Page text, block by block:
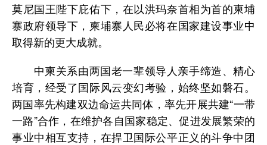
莫尼国王陛下庇佑下，在以洪玛奈首相为首的柬埔
寨政府领导下，柬埔寨人民必将在国家建设事业中
取得新的更大成就。
中柬关系由两国老一辈领导人亲手缔造、精心
培育，经受了国际风云变幻考验，始终坚如磐石。
两国率先构建双边命运共同体，率先开展共建“一带
一路”合作，在维护各自国家稳定、促进发展繁荣的
事业中相互支持，在捍卫国际公平正义的斗争中团